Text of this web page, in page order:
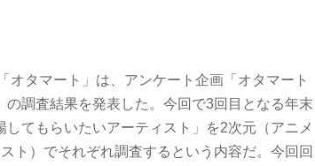
タマート」は、アンケート企画「オタマート
調査結果を発表した。今回で3回目となる年末
てもらいたいアーティスト」を2次元（アニメ
ト）でそれぞれ調査するという内容だ。今回回